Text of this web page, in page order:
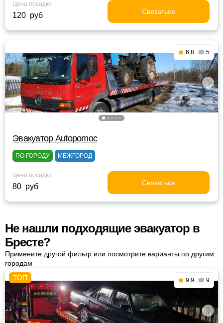
Цена посадки
120 руб Связаться
6.8 5
Эвакуатор Autopomoc
ПО ГОРОДУ МЕЖГОРОД
Цена посадки
80 руб Связаться
Не нашли подходящие эвакуатор в
Бресте?
Примените другой фильтр или посмотрите варианты по другим
городам
9.9 9